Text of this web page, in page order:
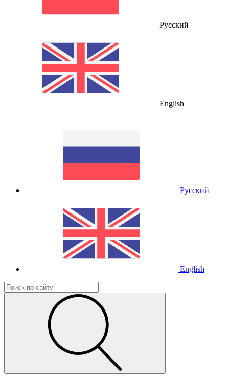
Русский
English
Русский
English